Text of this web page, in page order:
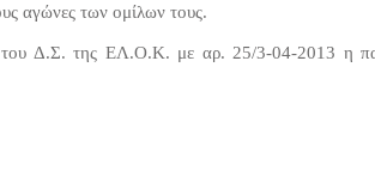
αγώνες των ομίλων τους.
του Δ.Σ. της ΕΛ.Ο.Κ. με αρ. 25/3-04-2013